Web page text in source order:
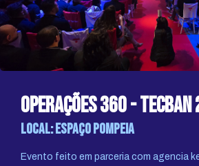
operações 360 - tecban
Local: espaço pompeia
Evento feito em parceria com agencia